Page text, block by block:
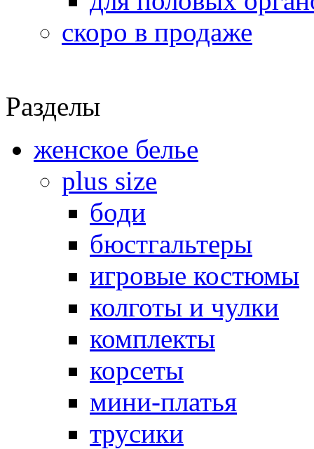
скоро в продаже
Разделы
женское белье
plus size
боди
бюстгальтеры
игровые костюмы
колготы и чулки
комплекты
корсеты
мини-платья
трусики